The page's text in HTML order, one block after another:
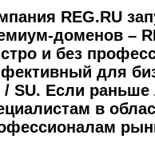
REG.RU
доменов –
и без
для
/ SU. Если
в